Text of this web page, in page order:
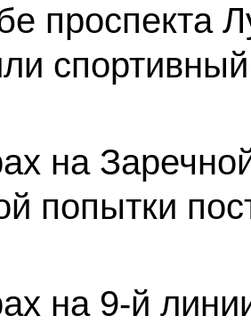
проспекта
на
попытки
на 9-й